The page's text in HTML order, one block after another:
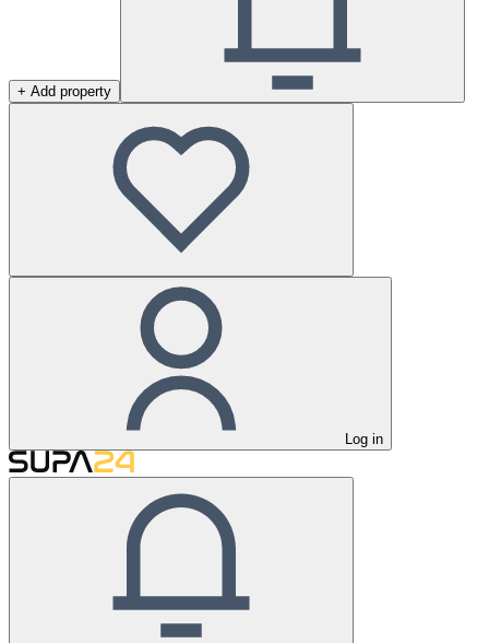
+ Add property
Log in